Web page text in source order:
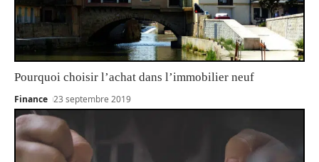
Pourquoi choisir l’achat dans l’immobilier neuf
Finance 23 septembre 2019